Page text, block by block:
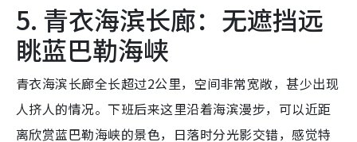
5. 青衣海滨长廊：无遮挡远
眺蓝巴勒海峡
青衣海滨长廊全长超过2公里，空间非常宽敞，甚少出现
人挤人的情况。下班后来这里沿着海滨漫步，可以近距
离欣赏蓝巴勒海峡的景色，日落时分光影交错，感觉特